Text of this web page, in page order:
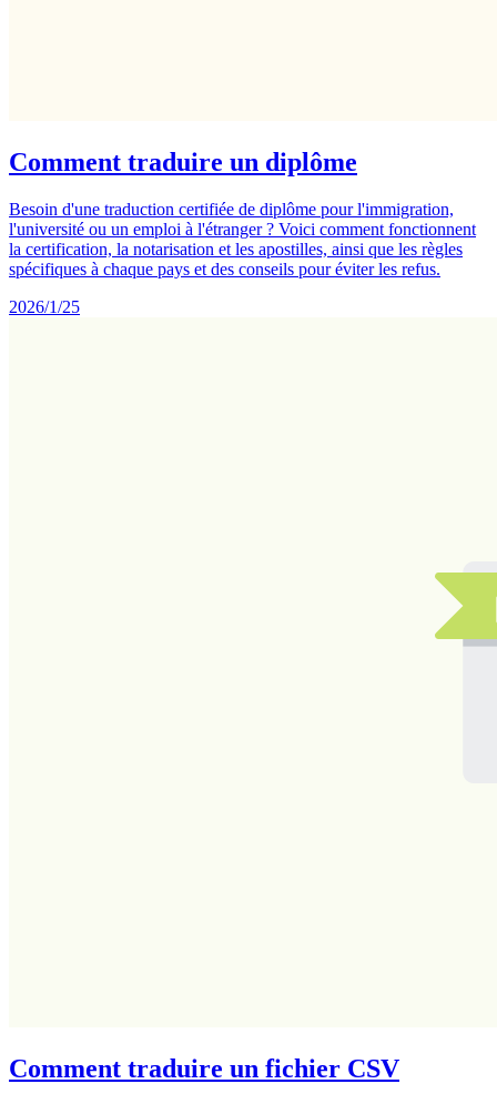
Comment traduire un diplôme
Besoin d'une traduction certifiée de diplôme pour l'immigration,
l'université ou un emploi à l'étranger ? Voici comment fonctionnent
la certification, la notarisation et les apostilles, ainsi que les règles
spécifiques à chaque pays et des conseils pour éviter les refus.
2026/1/25
Comment traduire un fichier CSV